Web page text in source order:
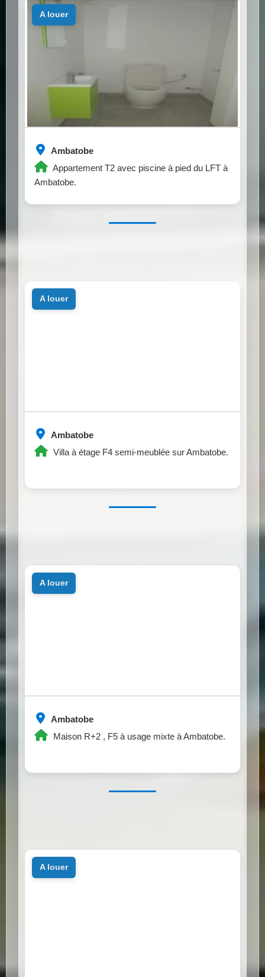
Ambatobe
Appartement T2 avec piscine à pied du LFT à
Ambatobe.
a louer
Ambatobe
Villa à étage F4 semi-meublée sur Ambatobe.
a louer
Ambatobe
Maison R+2 , F5 à usage mixte à Ambatobe.
a louer
a louer